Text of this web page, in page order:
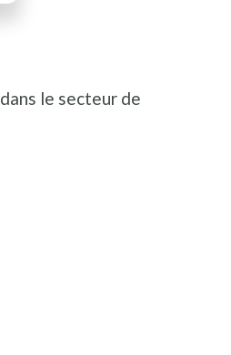
dans le secteur de